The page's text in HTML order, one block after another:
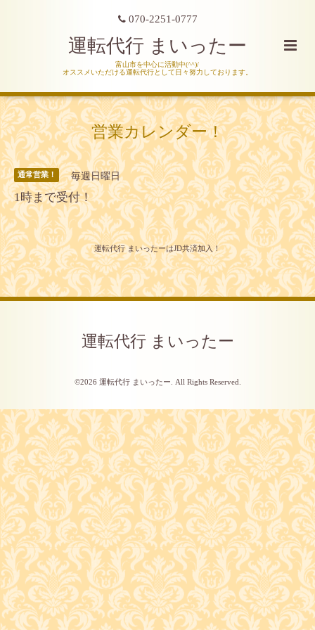
070-2251-0777
運転代行 まいったー
富山市を中心に活動中(^^)/
オススメいただける運転代行として日々努力しております。
営業カレンダー！
通常営業！ 毎週日曜日
1時まで受付！
運転代行 まいったーはJD共済加入！
運転代行 まいったー
©2026 運転代行 まいったー . All Rights Reserved.